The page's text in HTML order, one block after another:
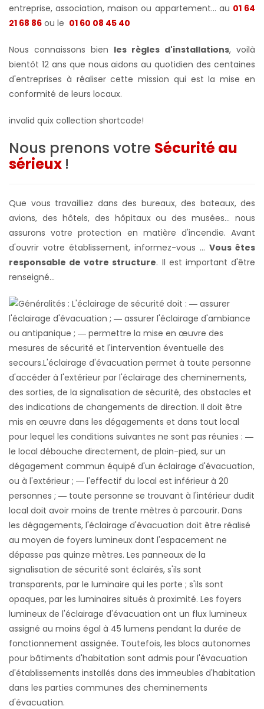
entreprise, association, maison ou appartement... au 01 64
21 68 86 ou le 01 60 08 45 40
Nous connaissons bien les règles d'installations, voilà
bientôt 12 ans que nous aidons au quotidien des centaines
d'entreprises à réaliser cette mission qui est la mise en
conformité de leurs locaux.
invalid quix collection shortcode!
Nous prenons votre Sécurité au
sérieux !
Que vous travailliez dans des bureaux, des bateaux, des
avions, des hôtels, des hôpitaux ou des musées... nous
assurons votre protection en matière d'incendie. Avant
d'ouvrir votre établissement, informez-vous ... Vous êtes
responsable de votre structure. Il est important d'être
renseigné...